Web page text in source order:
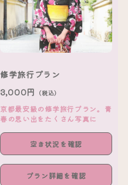
修学旅行プラン
3,000円 （税込）
京都最安級の修学旅行プラン。青
春の思い出をたくさん写真に
空き状況を確認
プラン詳細を確認